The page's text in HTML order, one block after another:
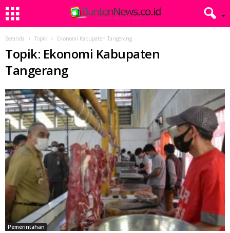
Beranda Topik Ekonomi Kabupaten Tangerang
Topik: Ekonomi Kabupaten
Tangerang
Pemerintahan